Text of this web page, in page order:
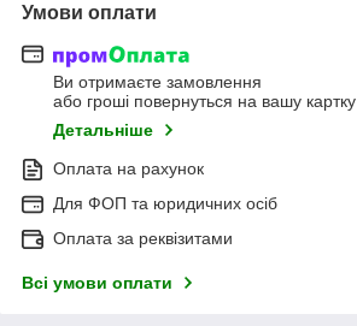
Умови оплати
Ви отримаєте замовлення
або гроші повернуться на вашу картку
Детальніше
Оплата на рахунок
Для ФОП та юридичних осіб
Оплата за реквізитами
Всі умови оплати